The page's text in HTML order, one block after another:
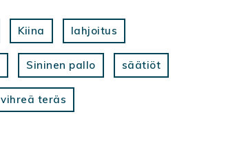
Kiina lahjoitus
Sininen pallo säätiöt
vihreä teräs